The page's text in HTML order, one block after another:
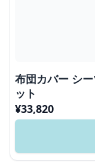
布団カバー シ
ット
¥33,820